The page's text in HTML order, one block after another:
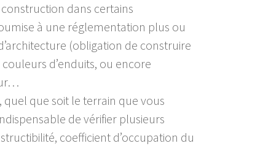
dans certains
à une réglementation plus ou
(obligation de construire
d’enduits, ou encore
quel que soit le terrain que vous
de vérifier plusieurs
coefficient d’occupation du